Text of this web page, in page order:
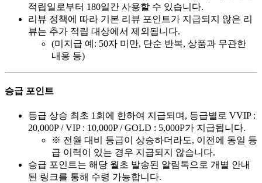
적립일로부터 180일간 사용할 수 있습니다.
리뷰 정책에 따라 기본 리뷰 포인트가 지급되지 않은 리
뷰는 추가 적립 대상에서 제외됩니다.
(미지급 예: 50자 미만, 단순 반복, 상품과 무관한
내용 등)
승급 포인트
등급 상승 최초 1회에 한하여 지급되며, 등급별로 VVIP :
20,000P / VIP : 10,000P / GOLD : 5,000P가 지급됩니다.
※ 전월 대비 등급이 상승하더라도, 이전에 동일 등
급 이력이 있는 경우 지급되지 않습니다.
승급 포인트는 해당 월초 발송된 알림톡으로 개별 안내
된 링크를 통해 수령 가능합니다.